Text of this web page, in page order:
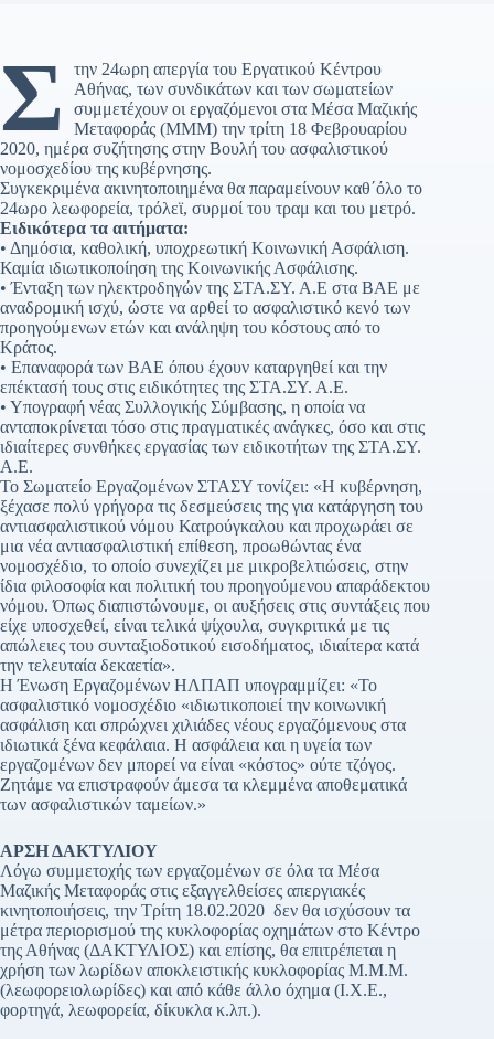
Σ
την 24ωρη απεργία του Εργατικού Κέντρου
Αθήνας, των συνδικάτων και των σωματείων
συμμετέχουν οι εργαζόμενοι στα Μέσα Μαζικής
Μεταφοράς (ΜΜΜ) την τρίτη 18 Φεβρουαρίου
2020, ημέρα συζήτησης στην Βουλή του ασφαλιστικού
νομοσχεδίου της κυβέρνησης.
Συγκεκριμένα ακινητοποιημένα θα παραμείνουν καθ΄όλο το
24ωρο λεωφορεία, τρόλεϊ, συρμοί του τραμ και του μετρό.
Ειδικότερα τα αιτήματα:
• Δημόσια, καθολική, υποχρεωτική Κοινωνική Ασφάλιση.
Καμία ιδιωτικοποίηση της Κοινωνικής Ασφάλισης.
• Ένταξη των ηλεκτροδηγών της ΣΤΑ.ΣΥ. Α.Ε στα ΒΑΕ με
αναδρομική ισχύ, ώστε να αρθεί το ασφαλιστικό κενό των
προηγούμενων ετών και ανάληψη του κόστους από το
Κράτος.
• Επαναφορά των ΒΑΕ όπου έχουν καταργηθεί και την
επέκτασή τους στις ειδικότητες της ΣΤΑ.ΣΥ. Α.Ε.
• Υπογραφή νέας Συλλογικής Σύμβασης, η οποία να
ανταποκρίνεται τόσο στις πραγματικές ανάγκες, όσο και στις
ιδιαίτερες συνθήκες εργασίας των ειδικοτήτων της ΣΤΑ.ΣΥ.
Α.Ε.
Το Σωματείο Εργαζομένων ΣΤΑΣΥ τονίζει: «Η κυβέρνηση,
ξέχασε πολύ γρήγορα τις δεσμεύσεις της για κατάργηση του
αντιασφαλιστικού νόμου Κατρούγκαλου και προχωράει σε
μια νέα αντιασφαλιστική επίθεση, προωθώντας ένα
νομοσχέδιο, το οποίο συνεχίζει με μικροβελτιώσεις, στην
ίδια φιλοσοφία και πολιτική του προηγούμενου απαράδεκτου
νόμου. Όπως διαπιστώνουμε, οι αυξήσεις στις συντάξεις που
είχε υποσχεθεί, είναι τελικά ψίχουλα, συγκριτικά με τις
απώλειες του συνταξιοδοτικού εισοδήματος, ιδιαίτερα κατά
την τελευταία δεκαετία».
Η Ένωση Εργαζομένων ΗΛΠΑΠ υπογραμμίζει: «Το
ασφαλιστικό νομοσχέδιο «ιδιωτικοποιεί την κοινωνική
ασφάλιση και σπρώχνει χιλιάδες νέους εργαζόμενους στα
ιδιωτικά ξένα κεφάλαια. Η ασφάλεια και η υγεία των
εργαζομένων δεν μπορεί να είναι «κόστος» ούτε τζόγος.
Ζητάμε να επιστραφούν άμεσα τα κλεμμένα αποθεματικά
των ασφαλιστικών ταμείων.»
ΑΡΣΗ ΔΑΚΤΥΛΙΟΥ
Λόγω συμμετοχής των εργαζομένων σε όλα τα Μέσα
Μαζικής Μεταφοράς στις εξαγγελθείσες απεργιακές
κινητοποιήσεις, την Τρίτη 18.02.2020 δεν θα ισχύσουν τα
μέτρα περιορισμού της κυκλοφορίας οχημάτων στο Κέντρο
της Αθήνας (ΔΑΚΤΥΛΙΟΣ) και επίσης, θα επιτρέπεται η
χρήση των λωρίδων αποκλειστικής κυκλοφορίας Μ.Μ.Μ.
(λεωφορειολωρίδες) και από κάθε άλλο όχημα (Ι.Χ.Ε.,
φορτηγά, λεωφορεία, δίκυκλα κ.λπ.).